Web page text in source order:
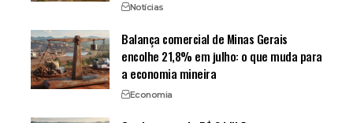
Notícias
Balança comercial de Minas Gerais
encolhe 21,8% em julho: o que muda para
a economia mineira
Economia